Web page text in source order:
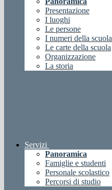
Presentazione
I luoghi
Le persone
I numeri della scuola
Le carte della scuola
Organizzazione
La storia
Servizi
Panoramica
Famiglie e studenti
Personale scolastico
Percorsi di studio